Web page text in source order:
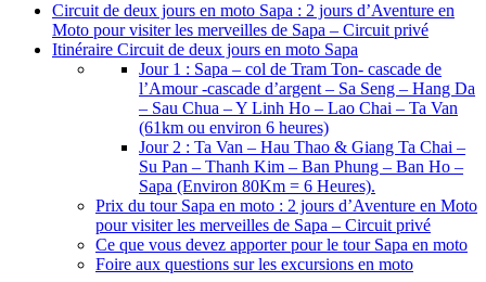
Circuit de deux jours en moto Sapa : 2 jours d’Aventure en
Moto pour visiter les merveilles de Sapa – Circuit privé
Itinéraire Circuit de deux jours en moto Sapa
Jour 1 : Sapa – col de Tram Ton- cascade de
l’Amour -cascade d’argent – Sa Seng – Hang Da
– Sau Chua – Y Linh Ho – Lao Chai – Ta Van
(61km ou environ 6 heures)
Jour 2 : Ta Van – Hau Thao & Giang Ta Chai –
Su Pan – Thanh Kim – Ban Phung – Ban Ho –
Sapa (Environ 80Km = 6 Heures).
Prix du tour Sapa en moto : 2 jours d’Aventure en Moto
pour visiter les merveilles de Sapa – Circuit privé
Ce que vous devez apporter pour le tour Sapa en moto
Foire aux questions sur les excursions en moto